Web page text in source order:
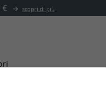
scegliere